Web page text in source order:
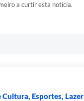
a curtir esta notícia.
Cultura, Esportes,